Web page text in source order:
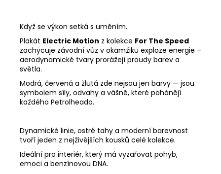
Když se výkon setká s uměním.
Plakát Electric Motion z kolekce For The Speed
zachycuje závodní vůz v okamžiku exploze energie –
aerodynamické tvary prorážejí proudy barev a
světla.
Modrá, červená a žlutá zde nejsou jen barvy — jsou
symbolem síly, odvahy a vášně, které pohánějí
každého Petrolheada.
Dynamické linie, ostré tahy a moderní barevnost
tvoří jeden z nejživějších kousků celé kolekce.
Ideální pro interiér, který má vyzařovat pohyb,
emoci a benzínovou DNA.